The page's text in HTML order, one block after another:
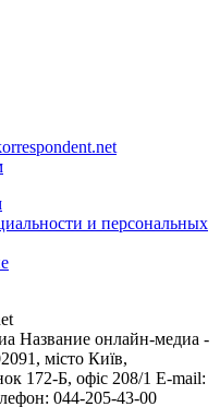
и персональных
Название онлайн-медиа -
місто Київ,
Б, офіс 208/1 E-mail:
044-205-43-00